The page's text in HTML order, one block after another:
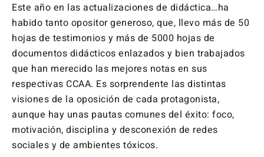
Este año en las actualizaciones de didáctica…ha
habido tanto opositor generoso, que, llevo más de 50
hojas de testimonios y más de 5000 hojas de
documentos didácticos enlazados y bien trabajados
que han merecido las mejores notas en sus
respectivas CCAA. Es sorprendente las distintas
visiones de la oposición de cada protagonista,
aunque hay unas pautas comunes del éxito: foco,
motivación, disciplina y desconexión de redes
sociales y de ambientes tóxicos.